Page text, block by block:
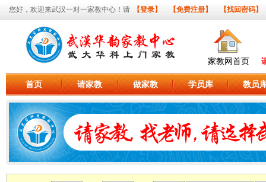
您好，欢迎来武汉一对一家教中心！请 【登录】 【免费注册】 【找回密码】
家教网首页
首页 请家教 做家教 学员库 教员